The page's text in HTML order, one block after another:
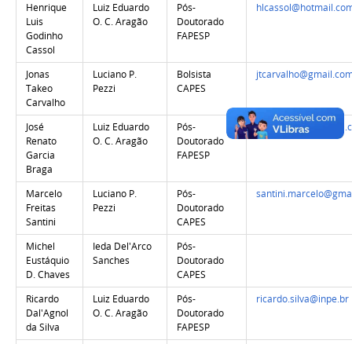
Henrique
Luis
Godinho
Cassol
Luiz Eduardo
O. C. Aragão
Pós-
Doutorado
FAPESP
Jonas
Takeo
Carvalho
Luciano P.
Pezzi
Bolsista
CAPES
José
Renato
Garcia
Braga
Luiz Eduardo
O. C. Aragão
Pós-
Doutorado
FAPESP
Marcelo
Freitas
Santini
Luciano P.
Pezzi
Pós-
Doutorado
CAPES
Michel
Eustáquio
D. Chaves
Ieda Del'Arco
Sanches
Pós-
Doutorado
CAPES
Ricardo
Dal'Agnol
da Silva
Luiz Eduardo
O. C. Aragão
Pós-
Doutorado
FAPESP
ricardo.silva@inpe.br